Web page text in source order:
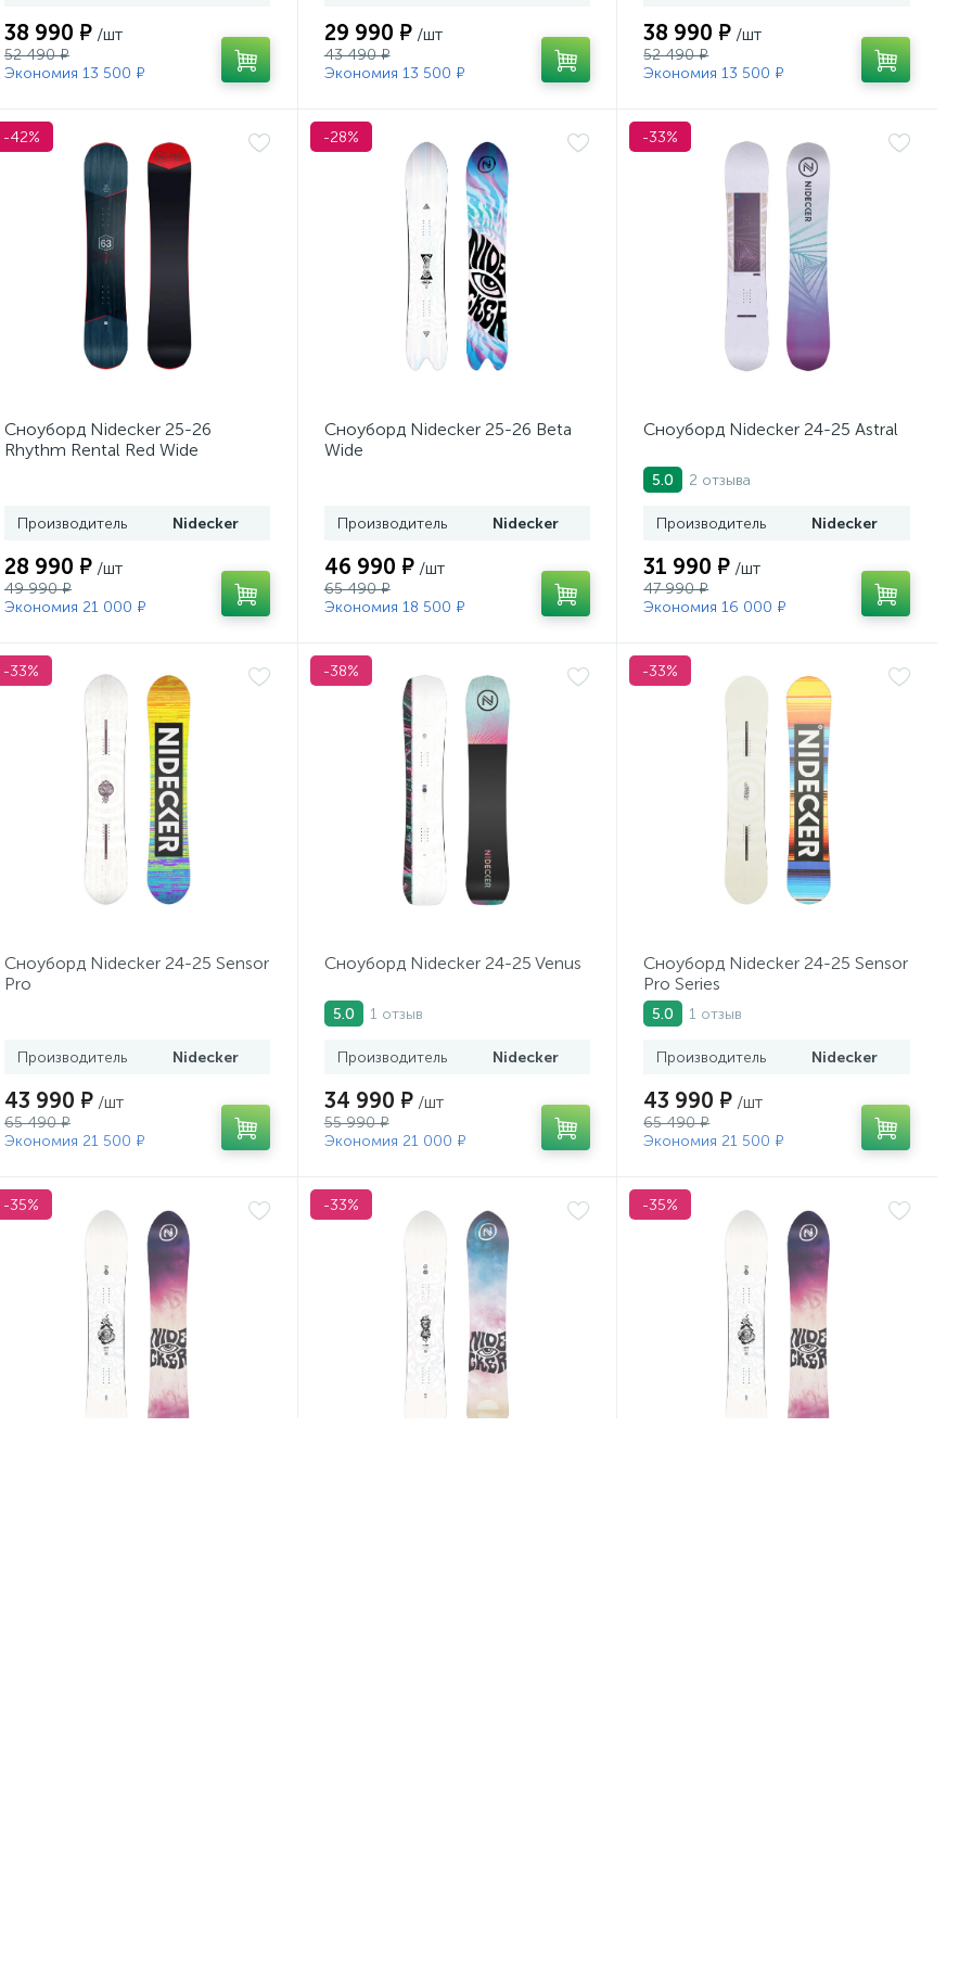
38 990 ₽ /шт
52 490 ₽
Экономия 13 500 ₽
29 990 ₽ /шт
43 490 ₽
Экономия 13 500 ₽
38 990 ₽ /шт
52 490 ₽
Экономия 13 500 ₽
-42%
Сноуборд Nidecker 25-26
Rhythm Rental Red Wide
Производитель Nidecker
28 990 ₽ /шт
49 990 ₽
Экономия 21 000 ₽
-28%
Сноуборд Nidecker 25-26 Beta
Wide
Производитель Nidecker
46 990 ₽ /шт
65 490 ₽
Экономия 18 500 ₽
-33%
Сноуборд Nidecker 24-25 Astral
5.0 2 отзыва
Производитель Nidecker
31 990 ₽ /шт
47 990 ₽
Экономия 16 000 ₽
-33%
Сноуборд Nidecker 24-25 Sensor
Pro
Производитель Nidecker
43 990 ₽ /шт
65 490 ₽
Экономия 21 500 ₽
-38%
Сноуборд Nidecker 24-25 Venus
5.0 1 отзыв
Производитель Nidecker
34 990 ₽ /шт
55 990 ₽
Экономия 21 000 ₽
-33%
Сноуборд Nidecker 24-25 Sensor
Pro Series
5.0 1 отзыв
Производитель Nidecker
43 990 ₽ /шт
65 490 ₽
Экономия 21 500 ₽
-35% -33% -35%